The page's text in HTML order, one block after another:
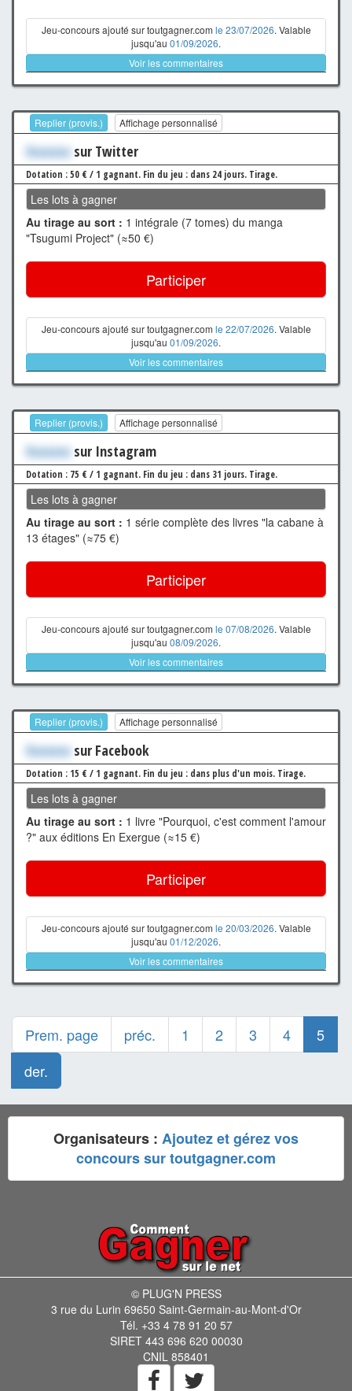
Jeu-concours ajouté sur toutgagner.com le 23/07/2026. Valable
jusqu'au 01/09/2026.
Voir les commentaires
Replier (provis.) Affichage personnalisé
Xxxxxxx sur Twitter
Dotation : 50 € / 1 gagnant. Fin du jeu : dans 24 jours. Tirage.
Les lots à gagner
Au tirage au sort : 1 intégrale (7 tomes) du manga
"Tsugumi Project" (≈50 €)
Participer
Jeu-concours ajouté sur toutgagner.com le 22/07/2026. Valable
jusqu'au 01/09/2026.
Voir les commentaires
Replier (provis.) Affichage personnalisé
Xxxxxxx sur Instagram
Dotation : 75 € / 1 gagnant. Fin du jeu : dans 31 jours. Tirage.
Les lots à gagner
Au tirage au sort : 1 série complète des livres "la cabane à
13 étages" (≈75 €)
Participer
Jeu-concours ajouté sur toutgagner.com le 07/08/2026. Valable
jusqu'au 08/09/2026.
Voir les commentaires
Replier (provis.) Affichage personnalisé
Xxxxxxx sur Facebook
Dotation : 15 € / 1 gagnant. Fin du jeu : dans plus d'un mois. Tirage.
Les lots à gagner
Au tirage au sort : 1 livre "Pourquoi, c'est comment l'amour
?" aux éditions En Exergue (≈15 €)
Participer
Jeu-concours ajouté sur toutgagner.com le 20/03/2026. Valable
jusqu'au 01/12/2026.
Voir les commentaires
Prem. page préc. 1 2 3 4
5
der.
Organisateurs : Ajoutez et gérez vos
concours sur toutgagner.com
© PLUG'N PRESS
3 rue du Lurin 69650 Saint-Germain-au-Mont-d'Or
Tél. +33 4 78 91 20 57
SIRET 443 696 620 00030
CNIL 858401